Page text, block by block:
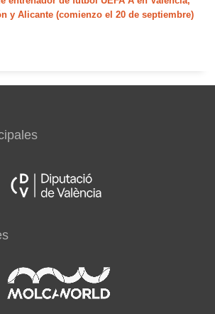
y Alicante (comienzo el 20 de septiembre)